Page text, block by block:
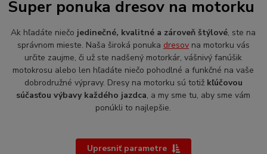
Super ponuka dresov na motorku
Ak hľadáte niečo jedinečné, kvalitné a zároveň štýlové, ste na
správnom mieste. Naša široká ponuka dresovna motorku vás
určite zaujme, či už ste nadšený motorkár, vášnivý fanúšik
motokrosu alebo len hľadáte niečo pohodlné a funkčné na vaše
dobrodružné výpravy. Dresy na motorku sú totiž kľúčovou
súčasťou výbavy každého jazdca, a my sme tu, aby sme vám
ponúkli to najlepšie.
Upresniť parametre